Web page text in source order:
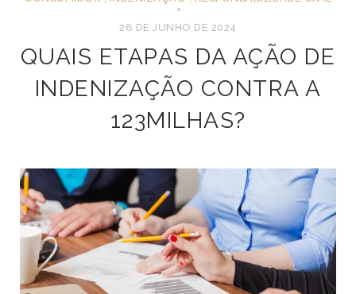
26 DE JUNHO DE 2024
QUAIS ETAPAS DA AÇÃO DE
INDENIZAÇÃO CONTRA A
123MILHAS?